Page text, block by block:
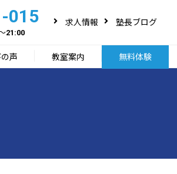
015
21:00
求人情報 塾長ブログ
声 教室案内 無料体験